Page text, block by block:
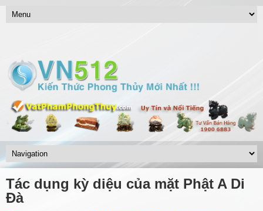
Tác dụng kỳ diệu của mặt Phật A Di
Đà